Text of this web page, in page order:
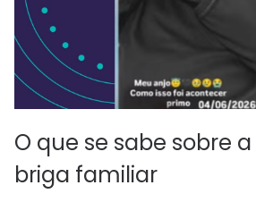
O que se sabe sobre
briga familiar